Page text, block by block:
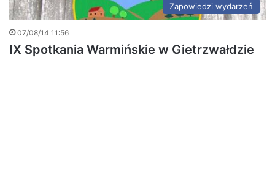
Zapowiedzi wydarzeń
07/08/14 11:56
IX Spotkania Warmińskie w Gietrzwałdzie